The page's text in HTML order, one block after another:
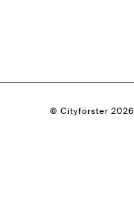
© Cityförster 2026